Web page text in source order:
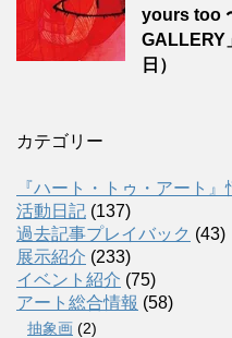
yours too
GALLERY
日）
カテゴリー
『ハート・トゥ・アート』
活動日記 (137)
過去記事プレイバック (43)
展示紹介 (233)
イベント紹介 (75)
アート総合情報 (58)
抽象画 (2)